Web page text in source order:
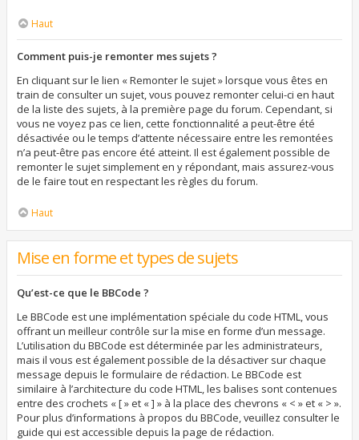
Haut
Comment puis-je remonter mes sujets ?
En cliquant sur le lien « Remonter le sujet » lorsque vous êtes en
train de consulter un sujet, vous pouvez remonter celui-ci en haut
de la liste des sujets, à la première page du forum. Cependant, si
vous ne voyez pas ce lien, cette fonctionnalité a peut-être été
désactivée ou le temps d’attente nécessaire entre les remontées
n’a peut-être pas encore été atteint. Il est également possible de
remonter le sujet simplement en y répondant, mais assurez-vous
de le faire tout en respectant les règles du forum.
Haut
Mise en forme et types de sujets
Qu’est-ce que le BBCode ?
Le BBCode est une implémentation spéciale du code HTML, vous
offrant un meilleur contrôle sur la mise en forme d’un message.
L’utilisation du BBCode est déterminée par les administrateurs,
mais il vous est également possible de la désactiver sur chaque
message depuis le formulaire de rédaction. Le BBCode est
similaire à l’architecture du code HTML, les balises sont contenues
entre des crochets « [ » et « ] » à la place des chevrons « < » et « > ».
Pour plus d’informations à propos du BBCode, veuillez consulter le
guide qui est accessible depuis la page de rédaction.